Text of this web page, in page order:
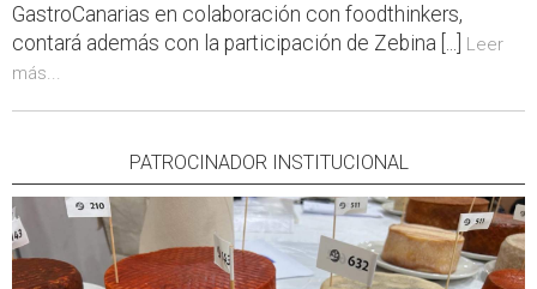
GastroCanarias en colaboración con foodthinkers,
contará además con la participación de Zebina [...]
Leer
más...
PATROCINADOR INSTITUCIONAL